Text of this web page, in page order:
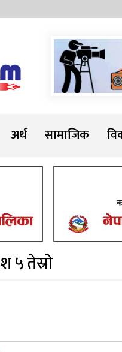
Sadarline
अर्थ सामाजिक
५ तेस्रो